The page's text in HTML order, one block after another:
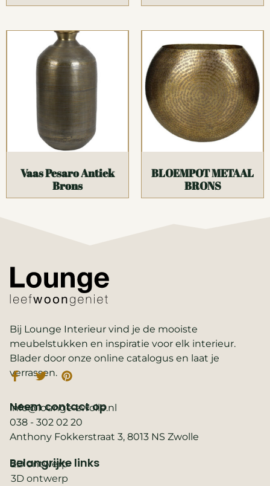
Vaas Pesaro Antiek
Brons
BLOEMPOT METAAL
BRONS
Bij Lounge Interieur vind je de mooiste
meubelstukken en inspiratie voor elk interieur.
Blader door onze online catalogus en laat je
verrassen.
Belangrijke links
2D ontwerp
3D ontwerp
Neem contact op
info@lounge-zwolle.nl
038 - 302 02 20
Anthony Fokkerstraat 3, 8013 NS Zwolle